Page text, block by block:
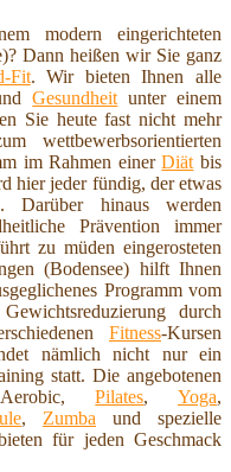
modern eingerichteten
Dann heißen wir Sie ganz
Fit. Wir bieten Ihnen alle
Gesundheit unter einem
Sie heute fast nicht mehr
wettbewerbsorientierten
im Rahmen einerDiät bis
hier jeder fündig, der etwas
hinaus werden
Prävention immer
zu müden eingerosteten
(Bodensee) hilft Ihnen
Programm vom
durch
Fitness-Kursen
nämlich nicht nur ein
statt. Die angebotenen
Pilates,Yoga,
, Zumba und spezielle
für jeden Geschmack